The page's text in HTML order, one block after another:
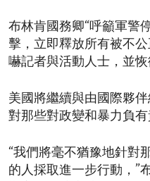
布林肯國務卿“呼籲軍警
擊，立即釋放所有被不
嚇記者與活動人士，並恢
美國將繼續與由國際夥
對那些對政變和暴力負有
“我們將毫不猶豫地針對
的人採取進一步行動，”